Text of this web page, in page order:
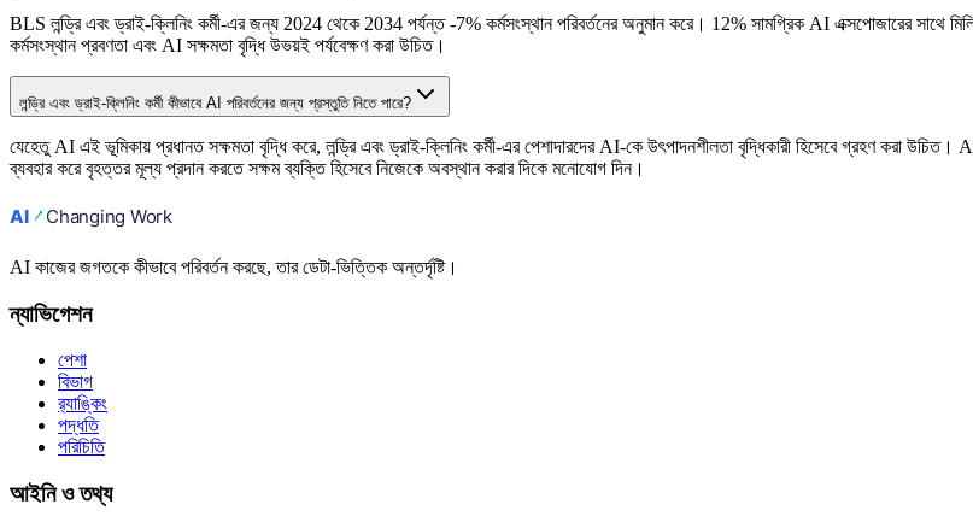
BLS লন্ড্রি এবং ড্রাই-ক্লিনিং কর্মী-এর জন্য 2024 থেকে 2034 পর্যন্ত -7% কর্মসংস্থান পরিবর্তনের অনুমান করে। 12% সামগ্রিক AI এক্সপোজারের সাথে
কর্মসংস্থান প্রবণতা এবং AI সক্ষমতা বৃদ্ধি উভয়ই পর্যবেক্ষণ করা উচিত।
লন্ড্রি এবং ড্রাই-ক্লিনিং কর্মী কীভাবে AI পরিবর্তনের জন্য প্রস্তুতি নিতে পারে?
যেহেতু AI এই ভূমিকায় প্রধানত সক্ষমতা বৃদ্ধি করে, লন্ড্রি এবং ড্রাই-ক্লিনিং কর্মী-এর পেশাদারদের AI-কে উৎপাদনশীলতা বৃদ্ধিকারী হিসেবে গ্রহণ করা উচিত।
ব্যবহার করে বৃহত্তর মূল্য প্রদান করতে সক্ষম ব্যক্তি হিসেবে নিজেকে অবস্থান করার দিকে মনোযোগ দিন।
AI কাজের জগতকে কীভাবে পরিবর্তন করছে, তার ডেটা-ভিত্তিক অন্তর্দৃষ্টি।
ন্যাভিগেশন
পেশা
বিভাগ
র‍্যাঙ্কিং
পদ্ধতি
পরিচিতি
আইনি ও তথ্য